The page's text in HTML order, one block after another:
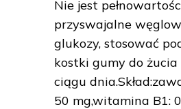
Nie jest
przyswajalne
glukozy, stosować
kostki gumy do
ciągu
50 mg,witamina B1: